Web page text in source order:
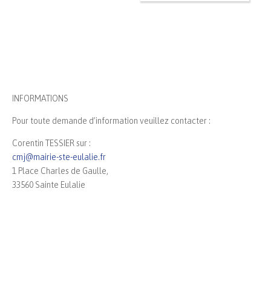
INFORMATIONS
Pour toute demande d’information veuillez contacter :
Corentin TESSIER sur :
cmj@mairie-ste-eulalie.fr
1 Place Charles de Gaulle,
33560 Sainte Eulalie